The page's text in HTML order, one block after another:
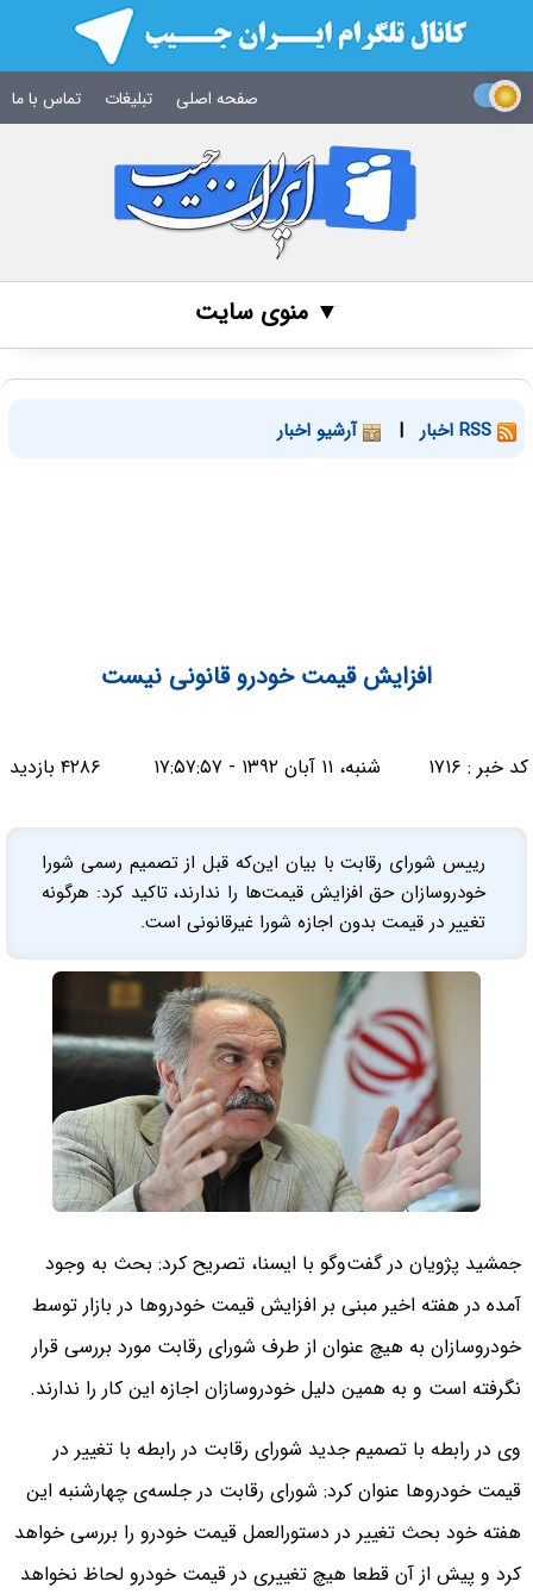
صفحه اصلی تبلیغات تماس با ما
▼ منوی سایت
| آرشیو اخبار
افزایش قیمت خودرو قانونی نیست
کد خبر : ۱۷۱۶ شنبه، ۱۱ آبان ۱۳۹۲ - ۱۷:۵۷:۵۷ ۴۲۸۶ بازدید
رییس شورای رقابت با بیان این‌که قبل از تصمیم رسمی شورا
خودروسازان حق افزایش قیمت‌ها را ندارند، تاکید کرد: هرگونه
تغییر در قیمت بدون اجازه شورا غیرقانونی است.
جمشید پژویان در گفت‌وگو با ایسنا، تصریح کرد: بحث به وجود
آمده در هفته اخیر مبنی بر افزایش قیمت خودروها در بازار توسط
خودروسازان به هیچ عنوان از طرف شورای رقابت مورد بررسی قرار
نگرفته است و به همین دلیل خودروسازان اجازه این کار را ندارند.
وی در رابطه با تصمیم جدید شورای رقابت در رابطه با تغییر در
قیمت خودروها عنوان کرد: شورای رقابت در جلسه‌ی چهارشنبه این
هفته خود بحث تغییر در دستور‌العمل قیمت خودرو را بررسی خواهد
کرد و پیش از آن قطعا هیچ تغییری در قیمت خودرو لحاظ نخواهد